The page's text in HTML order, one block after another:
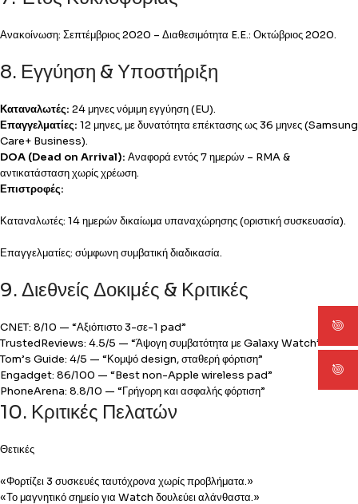
Ανακοίνωση: Σεπτέμβριος 2020 – Διαθεσιμότητα E.E.: Οκτώβριος 2020.
8. Εγγύηση & Υποστήριξη
Καταναλωτές: 24 μηνες νόμιμη εγγύηση (EU).
Επαγγελματίες: 12 μηνες, με δυνατότητα επέκτασης ως 36 μηνες (Samsung
Care+ Business).
DOA (Dead on Arrival): Αναφορά εντός 7 ημερών – RMA &
αντικατάσταση χωρίς χρέωση.
Επιστροφές:
Καταναλωτές: 14 ημερών δικαίωμα υπαναχώρησης (οριστική συσκευασία).
Επαγγελματίες: σύμφωνη συμβατική διαδικασία.
9. Διεθνείς Δοκιμές & Κριτικές
CNET: 8/10 — “Αξιόπιστο 3-σε-1 pad”
TrustedReviews: 4.5/5 — “Άψογη συμβατότητα με Galaxy Watch”
Tom’s Guide: 4/5 — “Κομψό design, σταθερή φόρτιση”
Engadget: 86/100 — “Best non-Apple wireless pad”
PhoneArena: 8.8/10 — “Γρήγορη και ασφαλής φόρτιση”
10. Κριτικές Πελατών
Θετικές
«Φορτίζει 3 συσκευές ταυτόχρονα χωρίς προβλήματα.»
«Το μαγνητικό σημείο για Watch δουλεύει αλάνθαστα.»